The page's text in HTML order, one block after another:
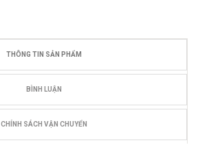
THÔNG TIN SẢN PHẨM
BÌNH LUẬN
CHÍNH SÁCH VẬN CHUYỂN